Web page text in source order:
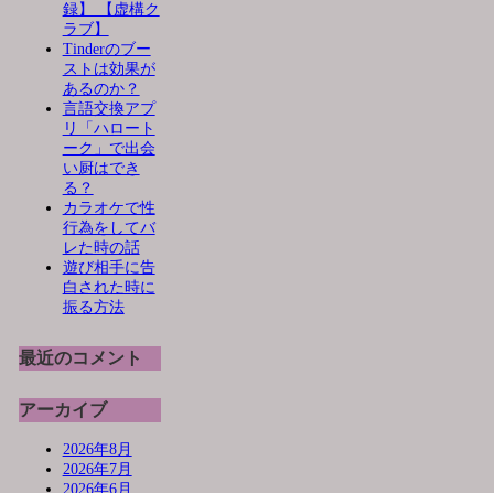
録】 【虚構ク
ラブ】
Tinderのブー
ストは効果が
あるのか？
言語交換アプ
リ「ハロート
ーク」で出会
い厨はでき
る？
カラオケで性
行為をしてバ
レた時の話
遊び相手に告
白された時に
振る方法
最近のコメント
アーカイブ
2026年8月
2026年7月
2026年6月